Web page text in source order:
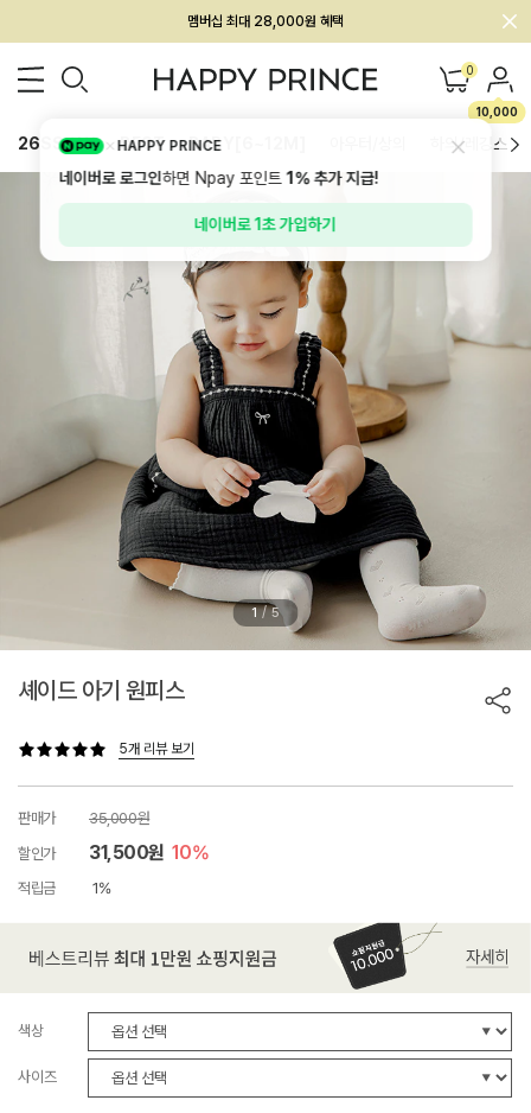
회원전용 아울렛, 가입하면 ~60% 할인!
멤버십 최대 28,000원 혜택 0
10,000
26SS 신상 BEST BABY[6~12M] 하의/레깅스
1 / 5
셰이드 아기 원피스
5개 리뷰 보기
판매가
35,000원
할인가
31,500원 10%
적립금 1%
색상
사이즈
HAPPY PRINCE
네이버로 로그인하면 Npay 포인트1%추가 지급!
네이버로 1초 가입하기